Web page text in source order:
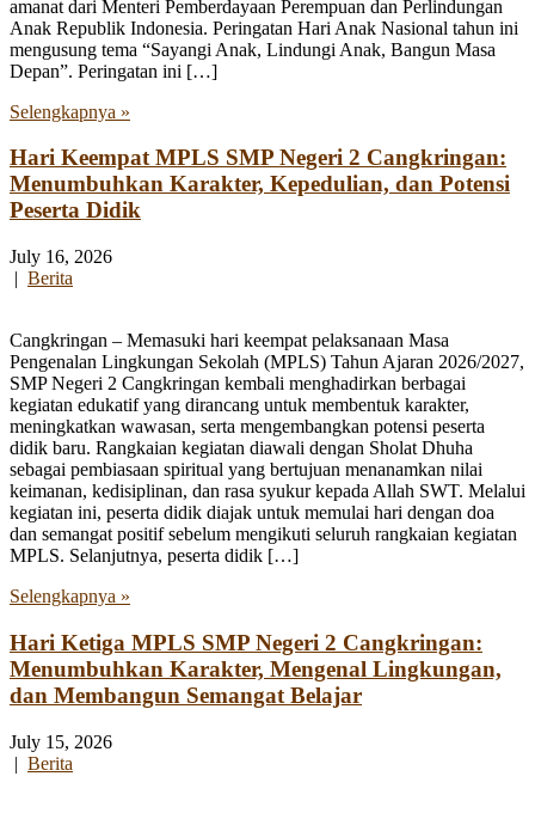
amanat dari Menteri Pemberdayaan Perempuan dan Perlindungan
Anak Republik Indonesia. Peringatan Hari Anak Nasional tahun ini
mengusung tema “Sayangi Anak, Lindungi Anak, Bangun Masa
Depan”. Peringatan ini […]
Selengkapnya »
Hari Keempat MPLS SMP Negeri 2 Cangkringan:
Menumbuhkan Karakter, Kepedulian, dan Potensi
Peserta Didik
July 16, 2026
| Berita
Cangkringan – Memasuki hari keempat pelaksanaan Masa
Pengenalan Lingkungan Sekolah (MPLS) Tahun Ajaran 2026/2027,
SMP Negeri 2 Cangkringan kembali menghadirkan berbagai
kegiatan edukatif yang dirancang untuk membentuk karakter,
meningkatkan wawasan, serta mengembangkan potensi peserta
didik baru. Rangkaian kegiatan diawali dengan Sholat Dhuha
sebagai pembiasaan spiritual yang bertujuan menanamkan nilai
keimanan, kedisiplinan, dan rasa syukur kepada Allah SWT. Melalui
kegiatan ini, peserta didik diajak untuk memulai hari dengan doa
dan semangat positif sebelum mengikuti seluruh rangkaian kegiatan
MPLS. Selanjutnya, peserta didik […]
Selengkapnya »
Hari Ketiga MPLS SMP Negeri 2 Cangkringan:
Menumbuhkan Karakter, Mengenal Lingkungan,
dan Membangun Semangat Belajar
July 15, 2026
| Berita